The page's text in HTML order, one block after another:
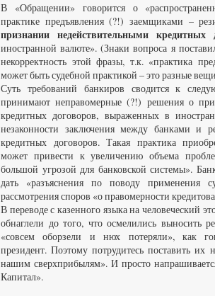
В «Обращении» говорится о
практике предъявления (?!) заемщиками –
признании недействительными кредитных
иностранной валюте». (Знаки вопроса я
некорректность этой фразы, т.к. «практика
может быть судебной практикой – это разные
Суть требований банкиров сводится к
принимают неправомерные (?!) решения о
кредитных договоров, выраженных в
незаконности заключения между банками и
кредитных договоров. Такая практика
может привести к увеличению объема
большой угрозой для банковской системы».
дать «разъяснения по поводу применения
рассмотрения споров «о правомерности
В переводе с казенного языка на человеческий
обнаглели до того, что осмелились выносить
«совсем оборзели и нюх потеряли», как
президент. Поэтому потрудитесь поставить
нашим сверхприбылям». И просто
Капитал».